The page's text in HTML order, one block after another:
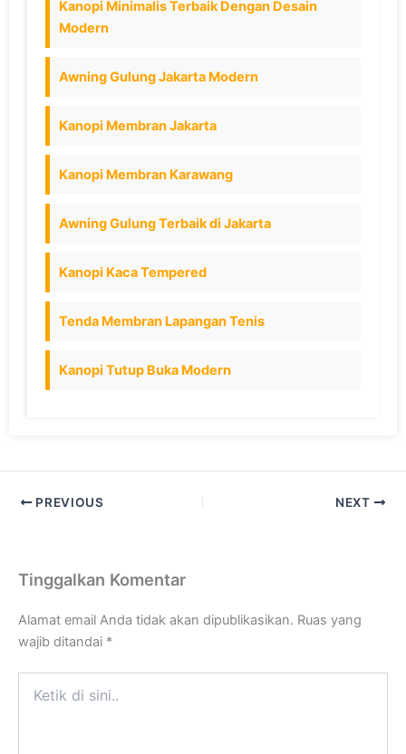
Kanopi Minimalis Terbaik Dengan Desain
Modern
Awning Gulung Jakarta Modern
Kanopi Membran Jakarta
Kanopi Membran Karawang
Awning Gulung Terbaik di Jakarta
Kanopi Kaca Tempered
Tenda Membran Lapangan Tenis
Kanopi Tutup Buka Modern
PREVIOUS NEXT
Tinggalkan Komentar
Alamat email Anda tidak akan dipublikasikan. Ruas yang
wajib ditandai *